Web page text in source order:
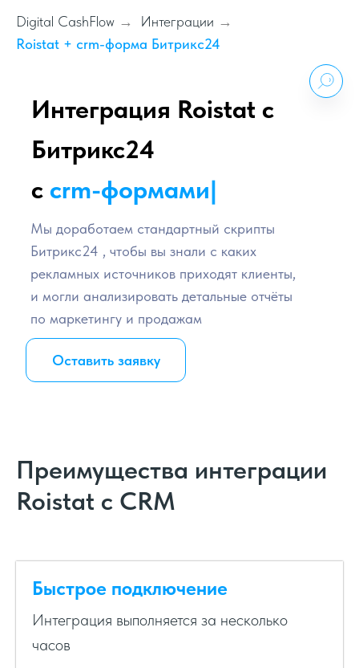
Digital CashFlow → Интеграции →
Roistat + crm-форма Битрикс24
Интеграция Roistat с
Битрикс24
с crm-форма|
Мы доработаем стандартный скрипты
Битрикс24 , чтобы вы знали с каких
рекламных источников приходят клиенты,
и могли анализировать детальные отчёты
по маркетингу и продажам
Оставить заявку
Преимущества интеграции
Roistat с CRM
Быстрое подключение
Интеграция выполняется за несколько
часов